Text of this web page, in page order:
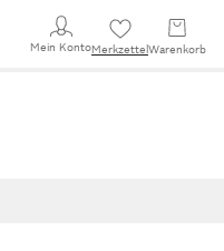
Mein KontoMerkzettel Warenkorb